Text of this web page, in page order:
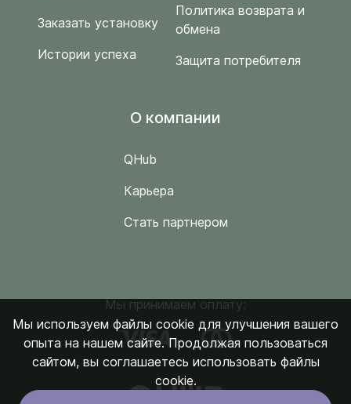
Заказать установку
Истории успеха
Политика возврата и
обмена
Защита потребителя
O компании
QHub
Карьера
Стать партнером
Мы принимаем оплату:
Мы используем файлы cookie для улучшения вашего
опыта на нашем сайте. Продолжая пользоваться
сайтом, вы соглашаетесь использовать файлы
cookie.